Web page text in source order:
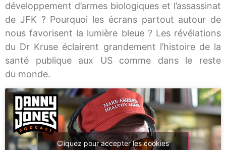
déve­lop­pe­ment d’armes bio­lo­giques et l’as­sas­si­nat
de JFK ? Pourquoi les écrans par­tout autour de
nous favo­risent la lumière bleue ? Les révé­la­tions
du Dr Kruse éclairent gran­de­ment l’his­toire de la
san­té publique aux US comme dans le reste
du monde.
Cliquez pour accepter les cookies